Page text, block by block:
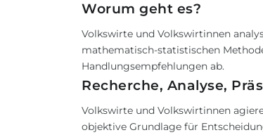
Worum geht es?
Volkswirte und Volkswirtinnen
mathematisch-statistischen
Handlungsempfehlungen ab.
Recherche, Analyse,
Volkswirte und Volkswirtinnen
objektive Grundlage für